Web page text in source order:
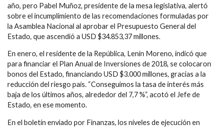
año, pero Pabel Muñoz, presidente de la mesa legislativa, alertó
sobre el incumplimiento de las recomendaciones formuladas por
la Asamblea Nacional al aprobar el Presupuesto General del
Estado, que ascendió a USD $34.853,37 millones.
En enero, el residente de la República, Lenín Moreno, indicó que
para financiar el Plan Anual de Inversiones de 2018, se colocaron
bonos del Estado, financiando USD $3.000 millones, gracias a la
reducción del riesgo país. “Conseguimos la tasa de interés más
baja de los últimos años, alrededor del 7,7 %”, acotó el Jefe de
Estado, en ese momento.
En el boletín enviado por Finanzas, los niveles de ejecución en